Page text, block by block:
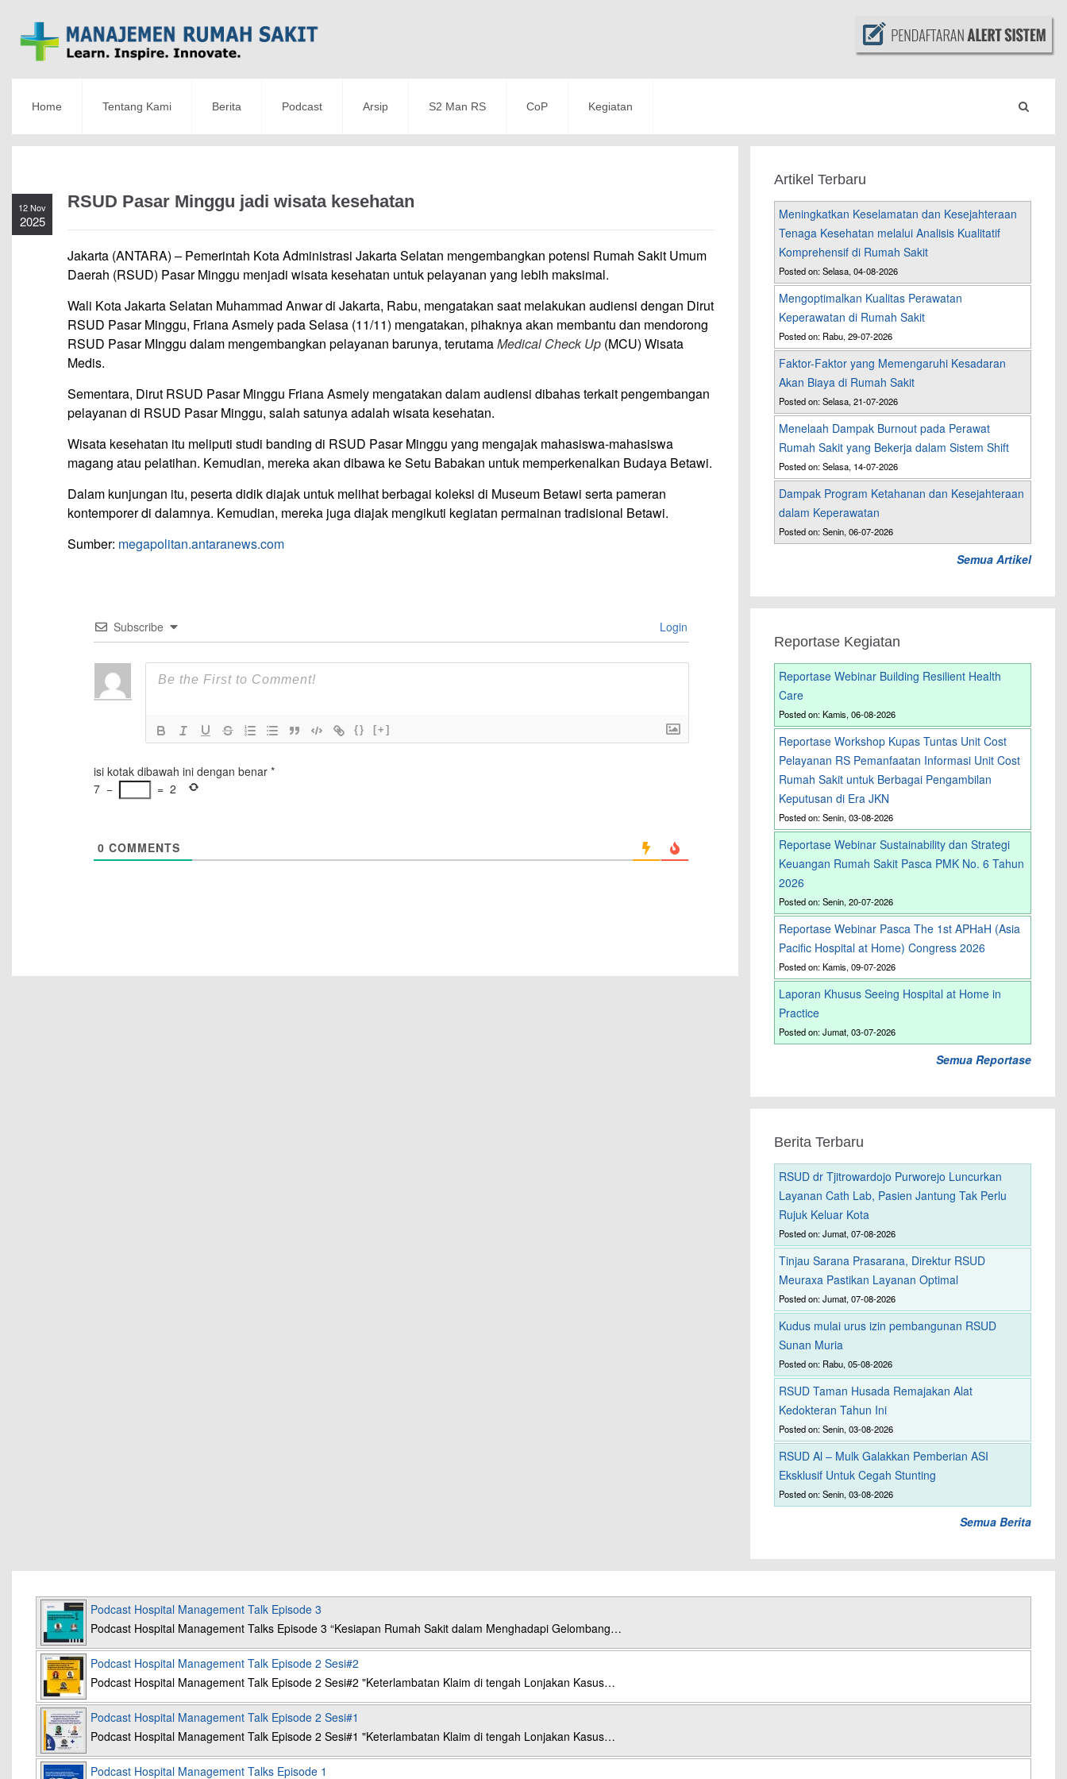
Home Tentang Kami Berita Podcast Arsip S2 Man RS CoP Kegiatan
12 Nov
2025
RSUD Pasar Minggu jadi wisata kesehatan
Jakarta (ANTARA) – Pemerintah Kota Administrasi Jakarta Selatan mengembangkan potensi Rumah Sakit Umum
Daerah (RSUD) Pasar Minggu menjadi wisata kesehatan untuk pelayanan yang lebih maksimal.
Wali Kota Jakarta Selatan Muhammad Anwar di Jakarta, Rabu, mengatakan saat melakukan audiensi dengan Dirut
RSUD Pasar Minggu, Friana Asmely pada Selasa (11/11) mengatakan, pihaknya akan membantu dan mendorong
RSUD Pasar MInggu dalam mengembangkan pelayanan barunya, terutamaMedical Check Up (MCU) Wisata
Medis.
Sementara, Dirut RSUD Pasar Minggu Friana Asmely mengatakan dalam audiensi dibahas terkait pengembangan
pelayanan di RSUD Pasar Minggu, salah satunya adalah wisata kesehatan.
Wisata kesehatan itu meliputi studi banding di RSUD Pasar Minggu yang mengajak mahasiswa-mahasiswa
magang atau pelatihan. Kemudian, mereka akan dibawa ke Setu Babakan untuk memperkenalkan Budaya Betawi.
Dalam kunjungan itu, peserta didik diajak untuk melihat berbagai koleksi di Museum Betawi serta pameran
kontemporer di dalamnya. Kemudian, mereka juga diajak mengikuti kegiatan permainan tradisional Betawi.
Sumber: megapolitan.antaranews.com
Subscribe Login
{} [+]
isi kotak dibawah ini dengan benar*
7 − = 2
0 COMMENTS
Artikel Terbaru
Meningkatkan Keselamatan dan Kesejahteraan
Tenaga Kesehatan melalui Analisis Kualitatif
Komprehensif di Rumah Sakit
Posted on: Selasa, 04-08-2026
Mengoptimalkan Kualitas Perawatan
Keperawatan di Rumah Sakit
Posted on: Rabu, 29-07-2026
Faktor-Faktor yang Memengaruhi Kesadaran
Akan Biaya di Rumah Sakit
Posted on: Selasa, 21-07-2026
Menelaah Dampak Burnout pada Perawat
Rumah Sakit yang Bekerja dalam Sistem Shift
Posted on: Selasa, 14-07-2026
Dampak Program Ketahanan dan Kesejahteraan
dalam Keperawatan
Posted on: Senin, 06-07-2026
Semua Artikel
Reportase Kegiatan
Reportase Webinar Building Resilient Health
Care
Posted on: Kamis, 06-08-2026
Reportase Workshop Kupas Tuntas Unit Cost
Pelayanan RS Pemanfaatan Informasi Unit Cost
Rumah Sakit untuk Berbagai Pengambilan
Keputusan di Era JKN
Posted on: Senin, 03-08-2026
Reportase Webinar Sustainability dan Strategi
Keuangan Rumah Sakit Pasca PMK No. 6 Tahun
2026
Posted on: Senin, 20-07-2026
Reportase Webinar Pasca The 1st APHaH (Asia
Pacific Hospital at Home) Congress 2026
Posted on: Kamis, 09-07-2026
Laporan Khusus Seeing Hospital at Home in
Practice
Posted on: Jumat, 03-07-2026
Semua Reportase
Berita Terbaru
RSUD dr Tjitrowardojo Purworejo Luncurkan
Layanan Cath Lab, Pasien Jantung Tak Perlu
Rujuk Keluar Kota
Posted on: Jumat, 07-08-2026
Tinjau Sarana Prasarana, Direktur RSUD
Meuraxa Pastikan Layanan Optimal
Posted on: Jumat, 07-08-2026
Kudus mulai urus izin pembangunan RSUD
Sunan Muria
Posted on: Rabu, 05-08-2026
RSUD Taman Husada Remajakan Alat
Kedokteran Tahun Ini
Posted on: Senin, 03-08-2026
RSUD Al – Mulk Galakkan Pemberian ASI
Eksklusif Untuk Cegah Stunting
Posted on: Senin, 03-08-2026
Semua Berita
Podcast Hospital Management Talk Episode 3
Podcast Hospital Management Talks Episode 3 “Kesiapan Rumah Sakit dalam Menghadapi Gelombang…
Podcast Hospital Management Talk Episode 2 Sesi#2
Podcast Hospital Management Talk Episode 2 Sesi#2 "Keterlambatan Klaim di tengah Lonjakan Kasus…
Podcast Hospital Management Talk Episode 2 Sesi#1
Podcast Hospital Management Talk Episode 2 Sesi#1 "Keterlambatan Klaim di tengah Lonjakan Kasus…
Podcast Hospital Management Talks Episode 1